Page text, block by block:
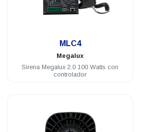
MLC4
Megalux
Sirena Megalux 2.0 100 Watts con
controlador